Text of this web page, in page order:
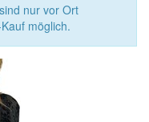
nur vor Ort
möglich.